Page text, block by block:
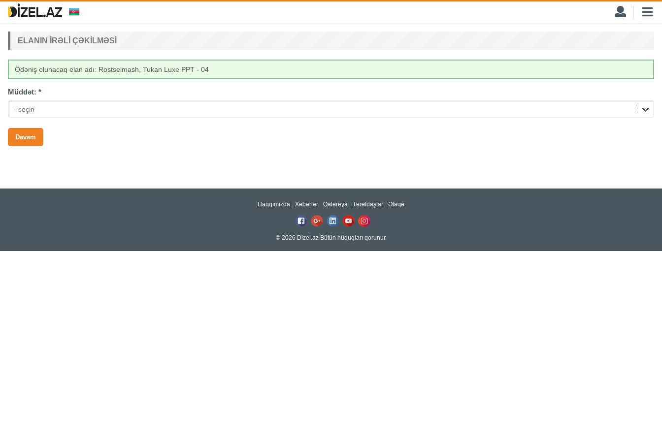
ELANIN IRƏLI ÇƏKILMƏSI
Ödəniş olunacaq elan adı: Rostselmash, Tukan Luxe PPT - 04
Müddət: *
- seçin
Haqqımızda Xəbərlər Qalereya Tərəfdaşlar Əlaqə
© 2026 Dizel.az Bütün hüquqları qorunur.